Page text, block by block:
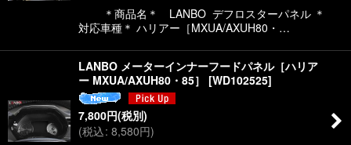
＊商品名＊ LANBO デフロスターパネル ＊
対応車種＊ ハリアー［MXUA/AXUH80・…
LANBO メーターインナーフードパネル［ハリア
ー MXUA/AXUH80・85］
[WD102525]
7,800円(税別)
(税込: 8,580円)